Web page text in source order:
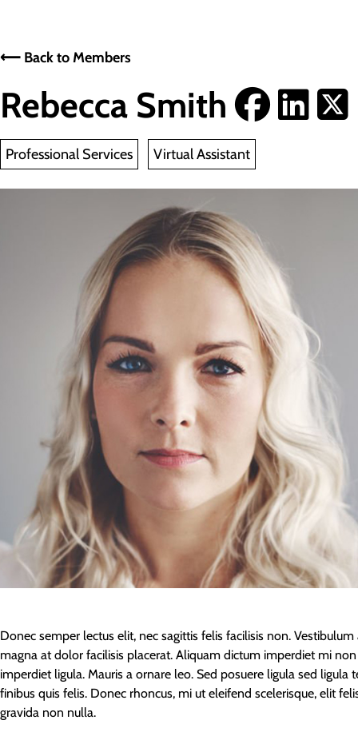
⟵ Back to Members
Rebecca Smith
Professional Services Virtual Assistant
Donec semper lectus elit, nec sagittis felis facilisis non.
magna at dolor facilisis placerat. Aliquam dictum imperdiet mi
imperdiet ligula. Mauris a ornare leo. Sed posuere ligula sed
finibus quis felis. Donec rhoncus, mi ut eleifend scelerisque, elit
gravida non nulla.